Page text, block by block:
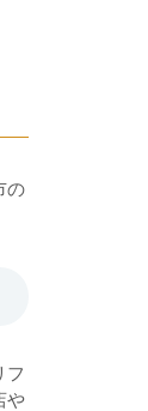
の
フ
や